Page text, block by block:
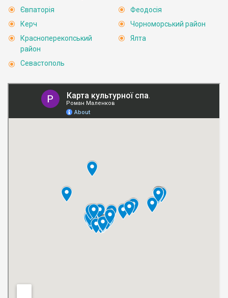
Євпаторія
Керч
Красноперекопський
район
Севастополь
Феодосія
Чорноморський район
Ялта